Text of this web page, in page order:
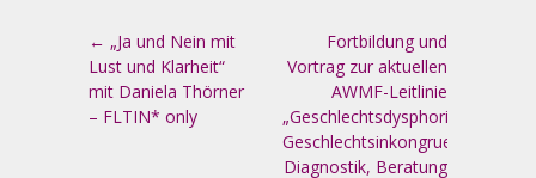
Artikel-Navigation
← „Ja und Nein mit
Lust und Klarheit“
mit Daniela Thörner
– FLTIN* only
Fortbildung und
Vortrag zur aktuellen
AWMF-Leitlinie
„Geschlechtsdysphorie/
Geschlechtsinkongruenz:
Diagnostik, Beratung